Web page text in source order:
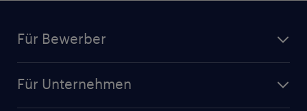
Für Bewerber
Für Unternehmen